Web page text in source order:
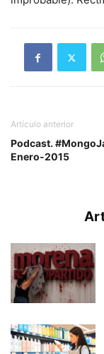
Artículo anterior
Podcast.
Enero-2015